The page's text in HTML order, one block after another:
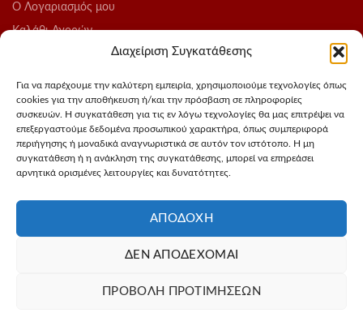
Διαχείριση Συγκατάθεσης
Για να παρέχουμε την καλύτερη εμπειρία, χρησιμοποιούμε τεχνολογίες όπως
cookies για την αποθήκευση ή/και την πρόσβαση σε πληροφορίες
συσκευών. Η συγκατάθεση για τις εν λόγω τεχνολογίες θα μας επιτρέψει να
επεξεργαστούμε δεδομένα προσωπικού χαρακτήρα, όπως συμπεριφορά
περιήγησης ή μοναδικά αναγνωριστικά σε αυτόν τον ιστότοπο. Η μη
συγκατάθεση ή η ανάκληση της συγκατάθεσης, μπορεί να επηρεάσει
αρνητικά ορισμένες λειτουργίες και δυνατότητες.
ΑΠΟΔΟΧΉ
ΔΕΝ ΑΠΟΔΈΧΟΜΑΙ
ΠΡΟΒΟΛΉ ΠΡΟΤΙΜΉΣΕΩΝ
O Λογαριασμός μου
Καλάθι Αγορών
Ολοκλήρωση Παραγγελίας
Blog
ΑΚΟΛΟΥΘΗΣΤΕ ΜΑΣ
Instagram
FaceBook
MyIP